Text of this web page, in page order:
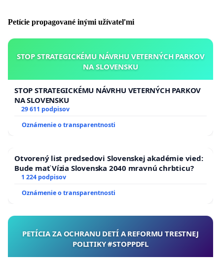
Petície propagované inými užívateľmi
STOP STRATEGICKÉMU NÁVRHU VETERNÝCH PARKOV
NA SLOVENSKU
STOP STRATEGICKÉMU NÁVRHU VETERNÝCH PARKOV
NA SLOVENSKU
29 611 podpisov
Oznámenie o transparentnosti
Otvorený list predsedovi Slovenskej akadémie vied:
Bude mať Vízia Slovenska 2040 mravnú chrbticu?
1 224 podpisov
Oznámenie o transparentnosti
PETÍCIA ZA OCHRANU DETÍ A REFORMU TRESTNEJ
POLITIKY #STOPPDFL